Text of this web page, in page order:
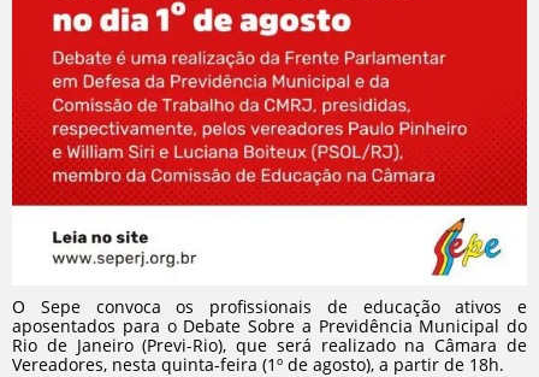
O Sepe convoca os profissionais de educação ativos e
aposentados para o Debate Sobre a Previdência Municipal do
Rio de Janeiro (Previ-Rio), que será realizado na Câmara de
Vereadores, nesta quinta-feira (1º de agosto), a partir de 18h.